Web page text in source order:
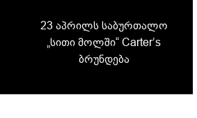
23 აპრილს საბურთალო
„სითი მოლში“ Carter’s
ბრუნდება